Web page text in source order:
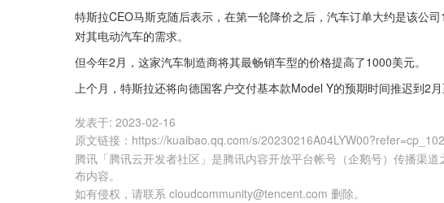
特斯拉CEO马斯克随后表示，在第一轮降价之后，汽车订单大约是该公
对其电动汽车的需求。
但今年2月，这家汽车制造商将其最畅销车型的价格提高了1000美元。
上个月，特斯拉还将向德国客户交付基本款Model Y的预期时间推迟到2月
发表于: 2023-02-16
原文链接 ： https://kuaibao.qq.com/s/
腾讯「腾讯云开发者社区」是腾讯内容开放平台帐号（企鹅号）传播渠道
布内容。
如有侵权，请联系 cloudcommunity@tencent.com 删除。